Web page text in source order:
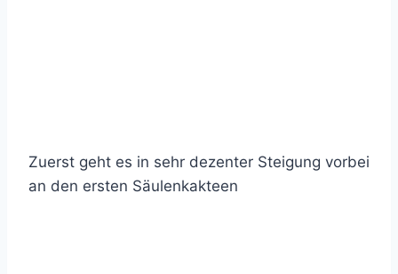
Zuerst geht es in sehr dezenter Steigung vorbei
an den ersten Säulenkakteen